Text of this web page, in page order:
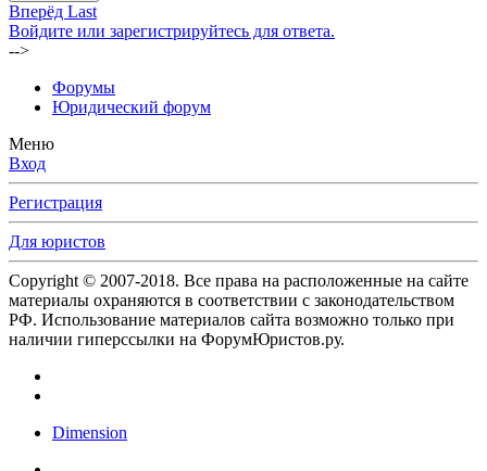
Вперёд Last
Войдите или зарегистрируйтесь для ответа.
-->
Форумы
Юридический форум
Меню
Вход
Регистрация
Для юристов
Copyright © 2007-2018. Все права на расположенные на сайте
материалы охраняются в соответствии с законодательством
РФ. Использование материалов сайта возможно только при
наличии гиперссылки на ФорумЮристов.ру.
Dimension